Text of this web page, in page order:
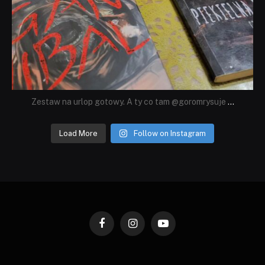
Zestaw na urlop gotowy. A ty co tam @goromrysuje ...
Load More Follow on Instagram
FacebookInstagramYouTube